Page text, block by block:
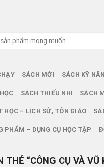
SÁCH MỚI SÁCH KỸ
SÁCH THIẾU NHI SÁCH
HỌC – LỊCH SỬ, TÔN GIÁO
PHẨM – DỤNG CỤ HỌC TẬP
“CÔNG CỤ VÀ VŨ